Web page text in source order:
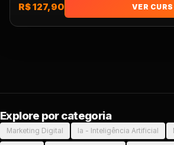
R$ 127,90 VER
Explore por categoria
Marketing Digital Ia - Inteligência Artificial